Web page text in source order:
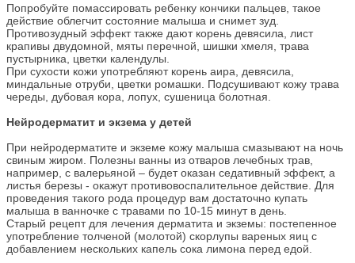
Попробуйте помассировать ребенку кончики пальцев, такое
действие облегчит состояние малыша и снимет зуд.
Противозудный эффект также дают корень девясила, лист
крапивы двудомной, мяты перечной, шишки хмеля, трава
пустырника, цветки календулы.
При сухости кожи употребляют корень аира, девясила,
миндальные отруби, цветки ромашки. Подсушивают кожу трава
череды, дубовая кора, лопух, сушеница болотная.
Нейродерматит и экзема у детей
При нейродерматите и экземе кожу малыша смазывают на ночь
свиным жиром. Полезны ванны из отваров лечебных трав,
например, с валерьяной – будет оказан седативный эффект, а
листья березы - окажут противовоспалительное действие. Для
проведения такого рода процедур вам достаточно купать
малыша в ванночке с травами по 10-15 минут в день.
Старый рецепт для лечения дерматита и экземы: постепенное
употребление толченой (молотой) скорлупы вареных яиц с
добавлением нескольких капель сока лимона перед едой.